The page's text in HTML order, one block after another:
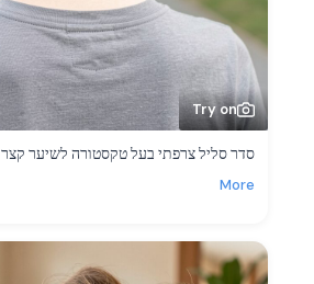
Try on
סדר סליל צרפתי בעל טקסטורה לשיער קצר
More